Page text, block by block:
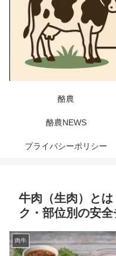
酪農
酪農NEWS
プライバシーポリシー
牛肉（生肉）と
ク・部位別の安
肉牛